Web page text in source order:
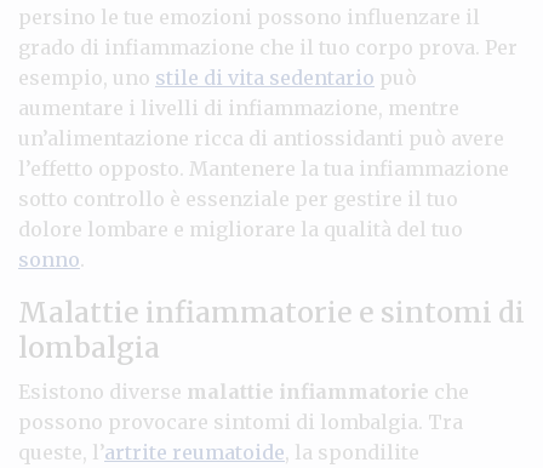
persino le tue emozioni possono influenzare il
grado di infiammazione che il tuo corpo prova. Per
esempio, uno stile di vita sedentario può
aumentare i livelli di infiammazione, mentre
un’alimentazione ricca di antiossidanti può avere
l’effetto opposto. Mantenere la tua infiammazione
sotto controllo è essenziale per gestire il tuo
dolore lombare e migliorare la qualità del tuo
sonno.
Malattie infiammatorie e sintomi di
lombalgia
Esistono diverse malattie infiammatorie che
possono provocare sintomi di lombalgia. Tra
queste, l’artrite reumatoide, la spondilite